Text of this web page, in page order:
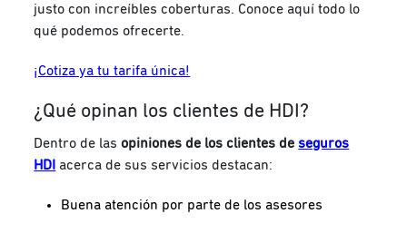
justo con increíbles coberturas. Conoce aquí todo lo
qué podemos ofrecerte.
¡Cotiza ya tu tarifa única!
¿Qué opinan los clientes de HDI?
Dentro de lasopiniones de los clientes deseguros
HDI acerca de sus servicios destacan:
Buena atención por parte de los asesores